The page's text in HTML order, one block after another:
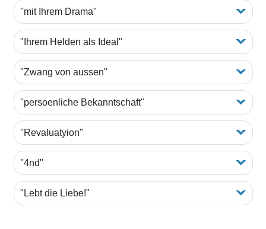
"mit Ihrem Drama"
"Ihrem Helden als Ideal"
"Zwang von aussen"
"persoenliche Bekanntschaft"
"Revaluatyion"
"4nd"
"Lebt die Liebe!"